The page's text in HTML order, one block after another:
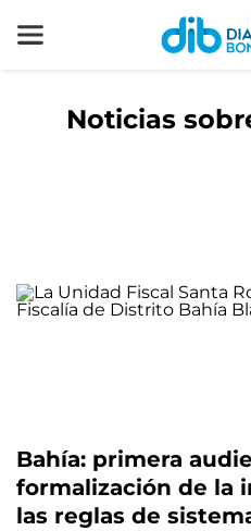
Noticias
Bahía: primera
formalización de la
las reglas de